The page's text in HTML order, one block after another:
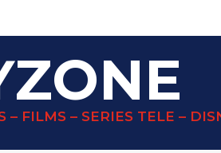
– FILMS – SERIES TELE –